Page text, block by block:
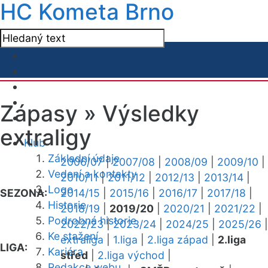
HC Kometa Brno
Klub
Základní údaje
Vedení a kontakty
Logo
Historie
Podrobná historie
Ke stažení
Kariéra
Zápasy » Výsledky
extraligy
SEZONA:
2006/07|2007/08 2008/09 2009/10
2010/11|2011/12 2012/13 2013/14
2014/15
2015/16 2016/17 2017/18
2018/19
2019/20 2020/21 2021/22
2022/23|2023/24 2024/25 2025/26
LIGA:
extraliga 1.liga 2.liga západ
2.liga
střed
2.liga východ